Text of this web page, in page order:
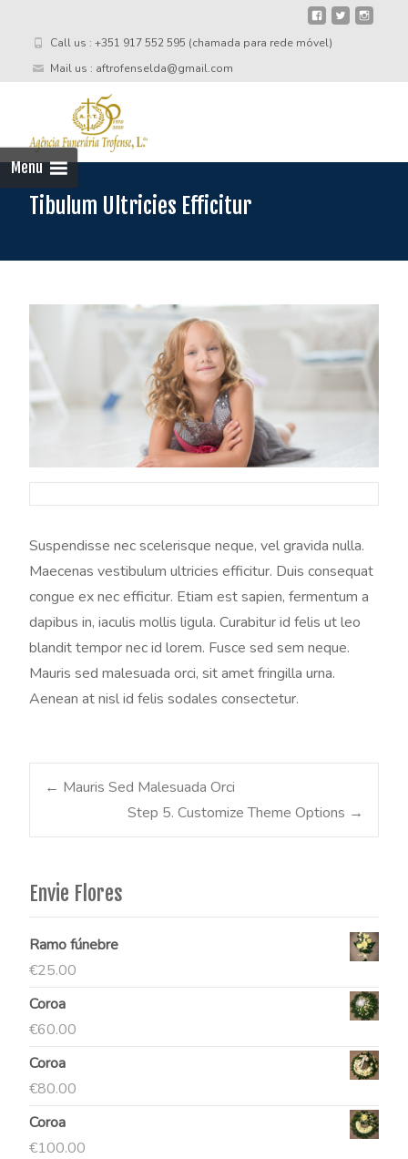
Call us : +351 917 552 595 (chamada para rede móvel)
Mail us : aftrofenselda@gmail.com
Menu
Tibulum Ultricies Efficitur
Suspendisse nec scelerisque neque, vel gravida nulla.
Maecenas vestibulum ultricies efficitur. Duis consequat
congue ex nec efficitur. Etiam est sapien, fermentum a
dapibus in, iaculis mollis ligula. Curabitur id felis ut leo
blandit tempor nec id lorem. Fusce sed sem neque.
Mauris sed malesuada orci, sit amet fringilla urna.
Aenean at nisl id felis sodales consectetur.
Post
← Mauris Sed Malesuada Orci
Step 5. Customize Theme Options →
Envie Flores
Ramo fúnebre
€25.00
Coroa
€60.00
Coroa
€80.00
Coroa
€100.00